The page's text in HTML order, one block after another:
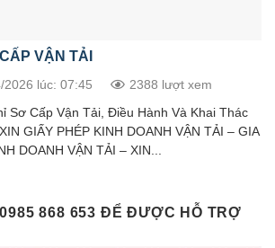
VẬN TẢI
lúc: 07:45 2388 lượt xem
Sơ Cấp Vận Tải, Điều Hành Và Khai Thác
GIẤY PHÉP KINH DOANH VẬN TẢI – GIA
DOANH VẬN TẢI – XIN...
868 653 ĐỂ ĐƯỢC HỖ TRỢ